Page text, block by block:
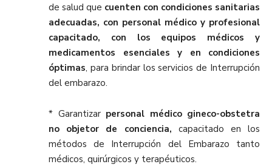
de salud que cuenten con condiciones sanitarias
adecuadas, con personal médico y profesional
capacitado, con los equipos médicos y
medicamentos esenciales y en condiciones
óptimas, para brindar los servicios de Interrupción
del embarazo.
* Garantizar personal médico gineco-obstetra
no objetor de conciencia, capacitado en los
métodos de Interrupción del Embarazo tanto
médicos, quirúrgicos y terapéuticos.